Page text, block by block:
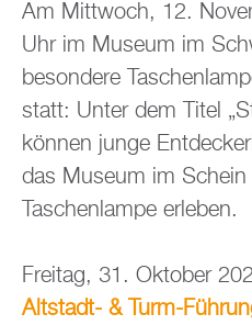
Am Mittwoch, 12.
Uhr im Museum im
besondere
statt: Unter dem Titel
können junge
das Museum im Schein
Taschenlampe erleben.
Freitag, 31. Oktober
Altstadt- & Turm-